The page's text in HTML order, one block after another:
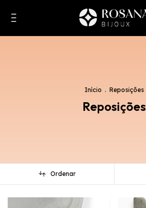
Início . Reposições
Reposições
Ordenar